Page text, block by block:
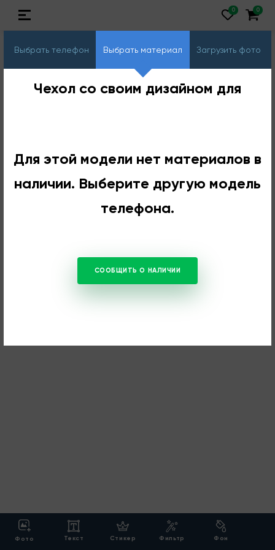
Выбрать телефон Выбрать материал Загрузить фото
Чехол со своим дизайном для
Для этой модели нет материалов в
наличии. Выберите другую модель
телефона.
СООБЩИТЬ О НАЛИЧИИ
Фото Текст Стикер Фильтр Фон